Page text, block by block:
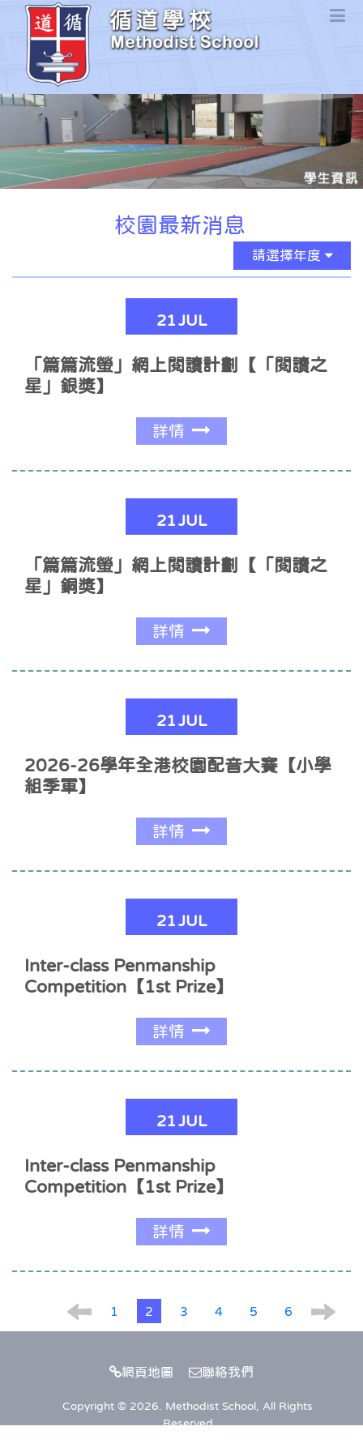
校園最新消息
請選擇年度
21 JUL
「篇篇流螢」網上閱讀計劃【「閱讀之
星」銀獎】
詳情
21 JUL
「篇篇流螢」網上閱讀計劃【「閱讀之
星」銅獎】
詳情
21 JUL
2026-26學年全港校園配音大賽【小學
組季軍】
詳情
21 JUL
Inter-class Penmanship
Competition【1st Prize】
詳情
21 JUL
Inter-class Penmanship
Competition【1st Prize】
詳情
1 2 3 4 5 6
網頁地圖 聯絡我們
Copyright © 2026. Methodist School, All Rights
Reserved